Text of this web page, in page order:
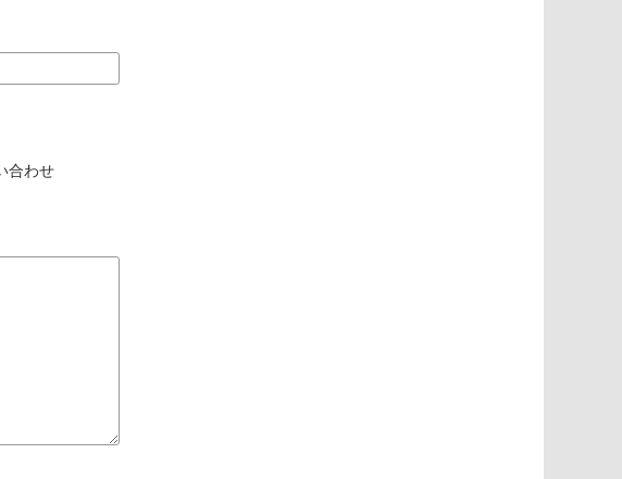
合わせ